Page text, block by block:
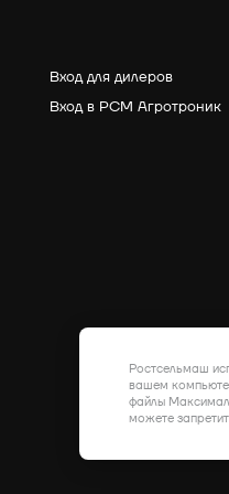
Вход для дилеров
Вход в РСМ Агротроник
Ростсельмаш
вашем
файлы
можете